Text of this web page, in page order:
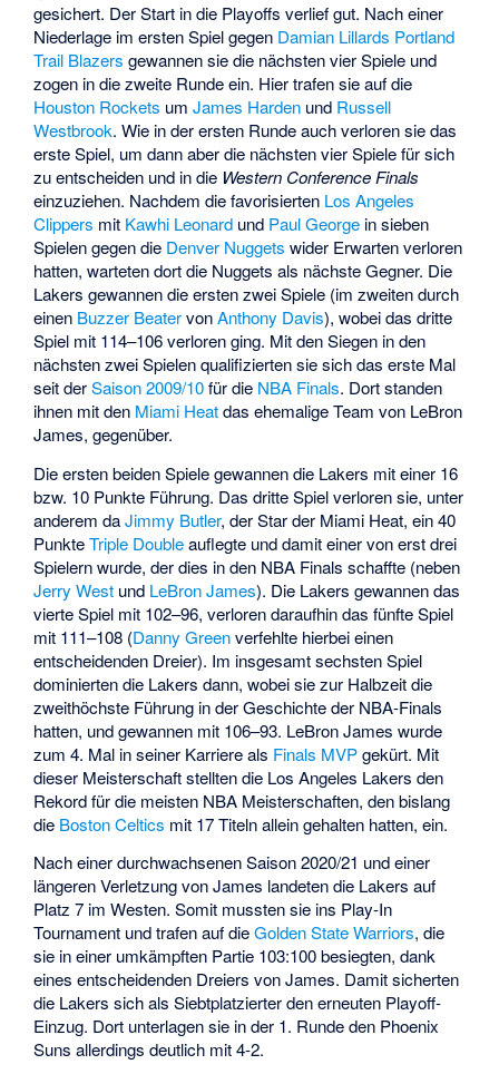
gesichert. Der Start in die Playoffs verlief gut. Nach einer
Niederlage im ersten Spiel gegen Damian Lillards Portland
Trail Blazers gewannen sie die nächsten vier Spiele und
zogen in die zweite Runde ein. Hier trafen sie auf die
Houston Rockets umJames Harden und Russell
Westbrook. Wie in der ersten Runde auch verloren sie das
erste Spiel, um dann aber die nächsten vier Spiele für sich
zu entscheiden und in die Western Conference Finals
einzuziehen. Nachdem die favorisierten Los Angeles
Clippers mit Kawhi Leonard und Paul George in sieben
Spielen gegen die Denver Nuggets wider Erwarten verloren
hatten, warteten dort die Nuggets als nächste Gegner. Die
Lakers gewannen die ersten zwei Spiele (im zweiten durch
einen Buzzer BeatervonAnthony Davis), wobei das dritte
Spiel mit 114–106 verloren ging. Mit den Siegen in den
nächsten zwei Spielen qualifizierten sie sich das erste Mal
seit derSaison 2009/10für die NBA Finals. Dort standen
ihnen mit den Miami Heatdas ehemalige Team von LeBron
James, gegenüber.
Die ersten beiden Spiele gewannen die Lakers mit einer 16
bzw. 10 Punkte Führung. Das dritte Spiel verloren sie, unter
anderem daJimmy Butler, der Star der Miami Heat, ein 40
PunkteTriple Doubleauflegte und damit einer von erst drei
Spielern wurde, der dies in den NBA Finals schaffte (neben
Jerry West und LeBron James). Die Lakers gewannen das
vierte Spiel mit 102–96, verloren daraufhin das fünfte Spiel
mit 111–108 (Danny Greenverfehlte hierbei einen
entscheidenden Dreier). Im insgesamt sechsten Spiel
dominierten die Lakers dann, wobei sie zur Halbzeit die
zweithöchste Führung in der Geschichte der NBA-Finals
hatten, und gewannen mit 106–93. LeBron James wurde
zum 4. Mal in seiner Karriere als Finals MVPgekürt. Mit
dieser Meisterschaft stellten die Los Angeles Lakers den
Rekord für die meisten NBA Meisterschaften, den bislang
die Boston Celtics mit 17 Titeln allein gehalten hatten, ein.
Nach einer durchwachsenen Saison 2020/21 und einer
längeren Verletzung von James landeten die Lakers auf
Platz 7 im Westen. Somit mussten sie ins Play-In
Tournament und trafen auf dieGolden State Warriors, die
sie in einer umkämpften Partie 103:100 besiegten, dank
eines entscheidenden Dreiers von James. Damit sicherten
die Lakers sich als Siebtplatzierter den erneuten Playoff-
Einzug. Dort unterlagen sie in der 1. Runde den Phoenix
Suns allerdings deutlich mit 4-2.